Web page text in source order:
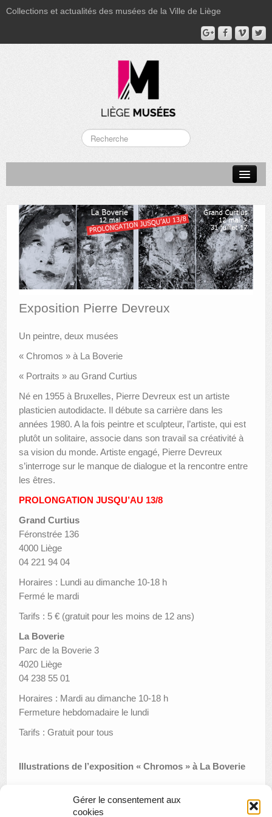
Gérer le consentement aux
cookies
Collections et actualités des musées de la Ville de Liège
MUSÉE GRÉTRY
MUSÉE DU LUMINAIRE
FONDS PATRIMONIAUX
PUBLICATIONS
LE PORTAIL DES COLLECTIONS
Exposition Pierre Devreux
Un peintre, deux musées
« Chromos » à La Boverie
« Portraits » au Grand Curtius
Né en 1955 à Bruxelles, Pierre Devreux est un artiste
plasticien autodidacte. Il débute sa carrière dans les
années 1980. A la fois peintre et sculpteur, l’artiste, qui est
plutôt un solitaire, associe dans son travail sa créativité à
sa vision du monde. Artiste engagé, Pierre Devreux
s’interroge sur le manque de dialogue et la rencontre entre
les êtres.
PROLONGATION JUSQU’AU 13/8
Grand Curtius
Féronstrée 136
4000 Liège
04 221 94 04
Horaires : Lundi au dimanche 10-18 h
Fermé le mardi
Tarifs : 5 € (gratuit pour les moins de 12 ans)
La Boverie
Parc de la Boverie 3
4020 Liège
04 238 55 01
Horaires : Mardi au dimanche 10-18 h
Fermeture hebdomadaire le lundi
Tarifs : Gratuit pour tous
Illustrations de l’exposition « Chromos » à La Boverie